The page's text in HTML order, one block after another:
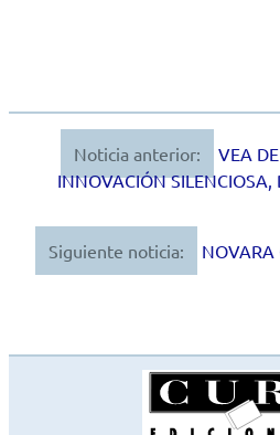
Navegación
entradas
Noticia anterior:
VEA
INNOVACIÓN SILENCIOSA,
Siguiente noticia: NOVARA